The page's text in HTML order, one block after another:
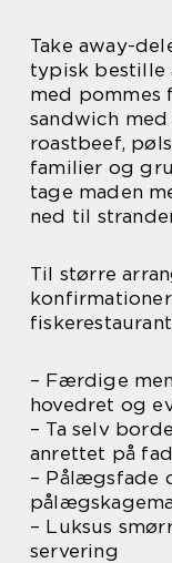
Take away-
typisk bestille
med pommes
sandwich
roastbeef,
familier og
tage maden
ned til
Til større
– Færdige
hovedret og
– Ta selv
anrettet på
– Pålægsfade
– Luksus
servering